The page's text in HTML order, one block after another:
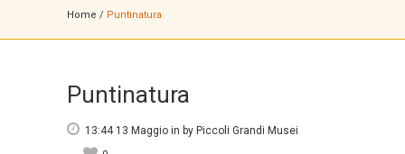
Home / Puntinatura
Puntinatura
13:44 13 Maggio in by Piccoli Grandi Musei